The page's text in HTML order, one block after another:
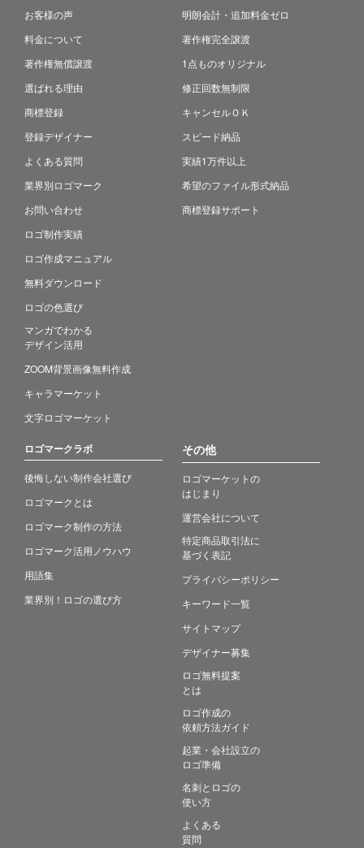
お客様の声
料金について
著作権無償譲渡
選ばれる理由
商標登録
登録デザイナー
よくある質問
業界別ロゴマーク
お問い合わせ
ロゴ制作実績
ロゴ作成マニュアル
無料ダウンロード
ロゴの色選び
マンガでわかる
デザイン活用
ZOOM背景画像無料作成
キャラマーケット
文字ロゴマーケット
明朗会計・追加料金ゼロ
著作権完全譲渡
1点ものオリジナル
修正回数無制限
キャンセルＯＫ
スピード納品
実績1万件以上
希望のファイル形式納品
商標登録サポート
ロゴマークラボ
後悔しない制作会社選び
ロゴマークとは
ロゴマーク制作の方法
ロゴマーク活用ノウハウ
用語集
業界別！ロゴの選び方
その他
ロゴマーケットの
はじまり
運営会社について
特定商品取引法に
基づく表記
プライバシーポリシー
キーワード一覧
サイトマップ
デザイナー募集
ロゴ無料提案
とは
ロゴ作成の
依頼方法ガイド
起業・会社設立の
ロゴ準備
名刺とロゴの
使い方
よくある
質問